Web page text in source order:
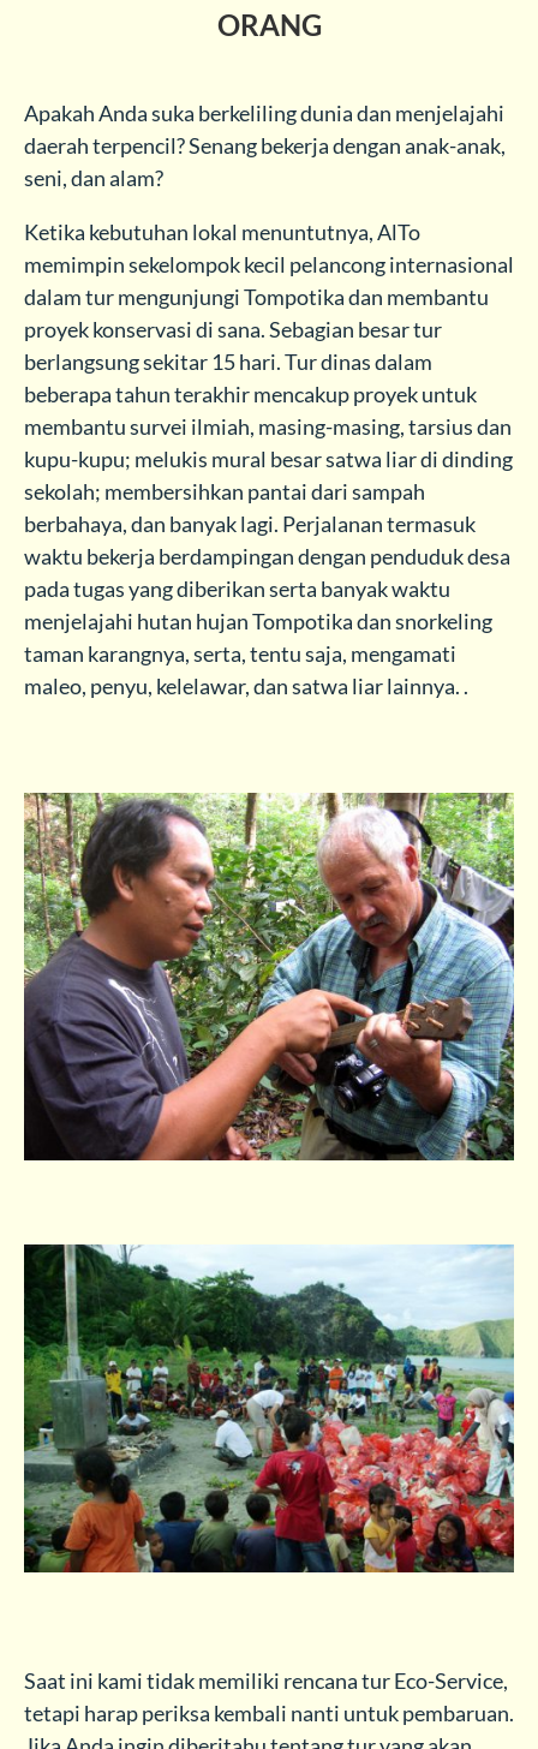
ORANG
Apakah Anda suka berkeliling dunia dan menjelajahi
daerah terpencil? Senang bekerja dengan anak-anak,
seni, dan alam?
Ketika kebutuhan lokal menuntutnya, AlTo
memimpin sekelompok kecil pelancong internasional
dalam tur mengunjungi Tompotika dan membantu
proyek konservasi di sana. Sebagian besar tur
berlangsung sekitar 15 hari. Tur dinas dalam
beberapa tahun terakhir mencakup proyek untuk
membantu survei ilmiah, masing-masing, tarsius dan
kupu-kupu; melukis mural besar satwa liar di dinding
sekolah; membersihkan pantai dari sampah
berbahaya, dan banyak lagi. Perjalanan termasuk
waktu bekerja berdampingan dengan penduduk desa
pada tugas yang diberikan serta banyak waktu
menjelajahi hutan hujan Tompotika dan snorkeling
taman karangnya, serta, tentu saja, mengamati
maleo, penyu, kelelawar, dan satwa liar lainnya. .
Saat ini kami tidak memiliki rencana tur Eco-Service,
tetapi harap periksa kembali nanti untuk pembaruan.